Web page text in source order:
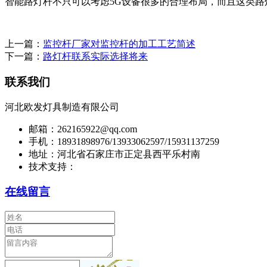
上一篇： 监控杆厂家对监控杆的加工工艺简述
下一篇： 路灯杆联系实际选择将来
联系我们
河北欧发灯具制造有限公司
邮箱：262165922@qq.com
手机：18931898976/13933062597/15931137259
地址：河北省石家庄市正定县西平乐村南
技术支持：
在线留言